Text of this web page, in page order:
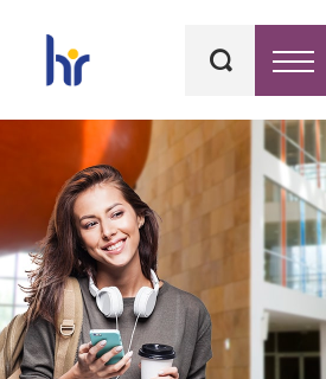
kluczowe